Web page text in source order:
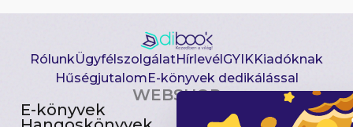
RólunkÜgyfélszolgálatHírlevél GYIKKiadóknak
Hűségjutalom E-könyvek dedikálással
WEBSHOP
E-könyvek Csomagajánlatok